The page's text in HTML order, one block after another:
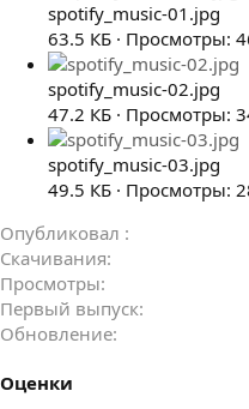
spotify_music-01.jpg
63.5 КБ · Просмотры:
spotify_music-02.jpg
47.2 КБ · Просмотры:
spotify_music-03.jpg
49.5 КБ · Просмотры:
Опубликовал
Скачивания
Просмотры
Первый выпуск
Обновление
Оценки